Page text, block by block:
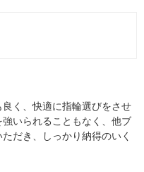
く、快適に指輪選びをさせ
いられることもなく、他ブ
だき、しっかり納得のいく